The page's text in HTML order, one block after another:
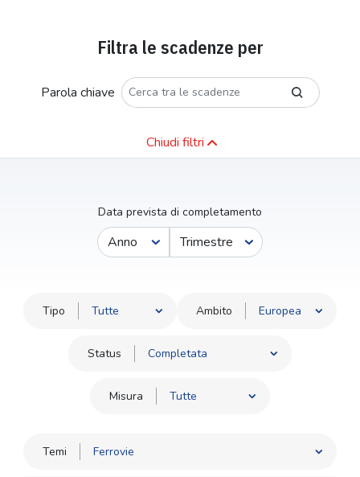
Filtra le scadenze per
Parola chiave
Chiudi filtri
Data prevista di completamento
Anno
Trimestre
Tipo Ambito
Status
Misura
Temi